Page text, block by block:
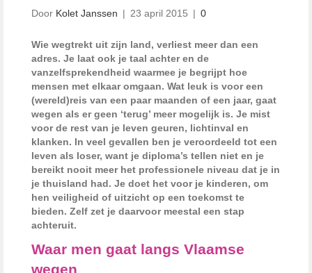
Door Kolet Janssen | 23 april 2015 | 0
Wie wegtrekt uit zijn land, verliest meer dan een
adres. Je laat ook je taal achter en de
vanzelfsprekendheid waarmee je begrijpt hoe
mensen met elkaar omgaan. Wat leuk is voor een
(wereld)reis van een paar maanden of een jaar, gaat
wegen als er geen ‘terug’ meer mogelijk is. Je mist
voor de rest van je leven geuren, lichtinval en
klanken. In veel gevallen ben je veroordeeld tot een
leven als loser, want je diploma’s tellen niet en je
bereikt nooit meer het professionele niveau dat je in
je thuisland had. Je doet het voor je kinderen, om
hen veiligheid of uitzicht op een toekomst te
bieden. Zelf zet je daarvoor meestal een stap
achteruit.
Waar men gaat langs Vlaamse
wegen